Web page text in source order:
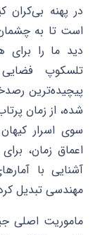
در پهنه بی‌کران
است تا به چشمان
دید ما را
پیچیده‌ترین
سوی اسرار
اعماق زمان،
آشنایی با
مهندسی تبدیل
ماموریت اصلی